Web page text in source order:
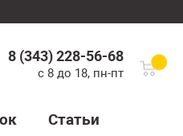
8 (343) 228-56-68
с 8 до 18, пн-пт
Статьи